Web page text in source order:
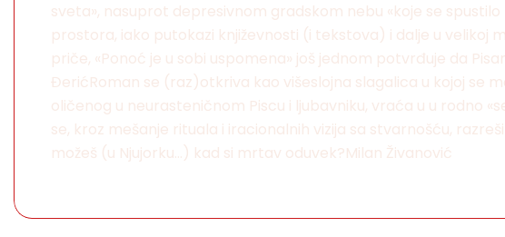
sveta», nasuprot depresivnom gradskom nebu «koje se
prostora, iako putokazi književnosti (i tekstova) i dalje u velikoj
priče, «Ponoć je u sobi uspomena» još jednom potvrđuje da
ĐerićRoman se (raz)otkriva kao višeslojna slagalica u kojoj se
oličenog u neurasteničnom Piscu i ljubavniku, vraća u u rodno
se, kroz mešanje rituala i iracionalnih vizija sa stvarnošću,
možeš (u Njujorku...) kad si mrtav oduvek?Milan Živanović